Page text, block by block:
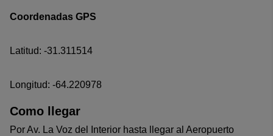
Coordenadas GPS
Latitud: -31.311514
Longitud: -64.220978
Como llegar
Por Av. La Voz del Interior hasta llegar al Aeropuerto